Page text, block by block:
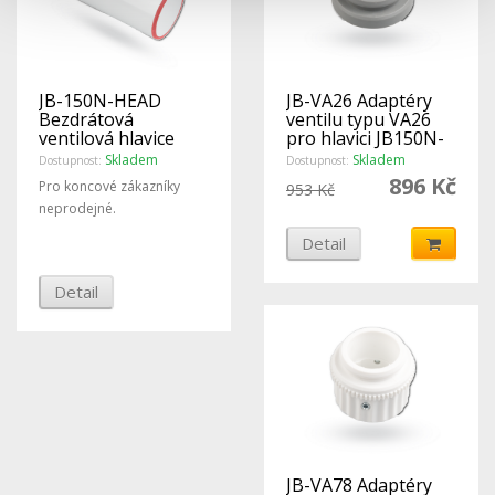
JB-150N-HEAD
Bezdrátová
ventilová hlavice
Dostupnost: Skladem
Pro koncové zákazníky
neprodejné.
Detail
JB-VA26 Adaptéry
ventilu typu VA26
pro hlavici JB150N-
HEAD, Balení 5Ks -
Jablotron
Dostupnost: Skladem
896 Kč
953 Kč
Detail
JB-VA78 Adaptéry